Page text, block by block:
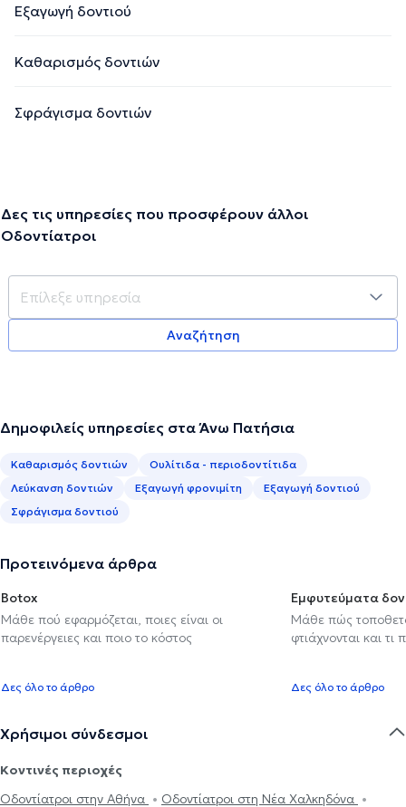
Εξαγωγή δοντιού
Καθαρισμός δοντιών
Σφράγισμα δοντιών
Δες τις υπηρεσίες που προσφέρουν άλλοι
Οδοντίατροι
Αναζήτηση
Δημοφιλείς υπηρεσίες στα Άνω Πατήσια
Καθαρισμός δοντιών
Ουλίτιδα - περιοδοντίτιδα
Λεύκανση δοντιών
Εξαγωγή φρονιμίτη
Εξαγωγή δοντιού
Σφράγισμα δοντιού
Προτεινόμενα άρθρα
Botox
Μάθε πού εφαρμόζεται, ποιες είναι οι
παρενέργειες και ποιο το κόστος
Δες όλο το άρθρο
Εμφυτεύματα
Μάθε πώς
φτιάχνονται και τι
Δες όλο το άρθρο
Χρήσιμοι σύνδεσμοι
Κοντινές περιοχές
Οδοντίατροι στην Αθήνα
Οδοντίατροι στη Νέα Χαλκηδόνα